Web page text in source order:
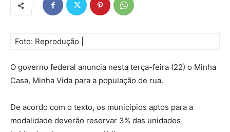
Foto: Reprodução |
O governo federal anuncia nesta terça-feira (22) o Minha
Casa, Minha Vida para a população de rua.
De acordo com o texto, os municípios aptos para a
modalidade deverão reservar 3% das unidades